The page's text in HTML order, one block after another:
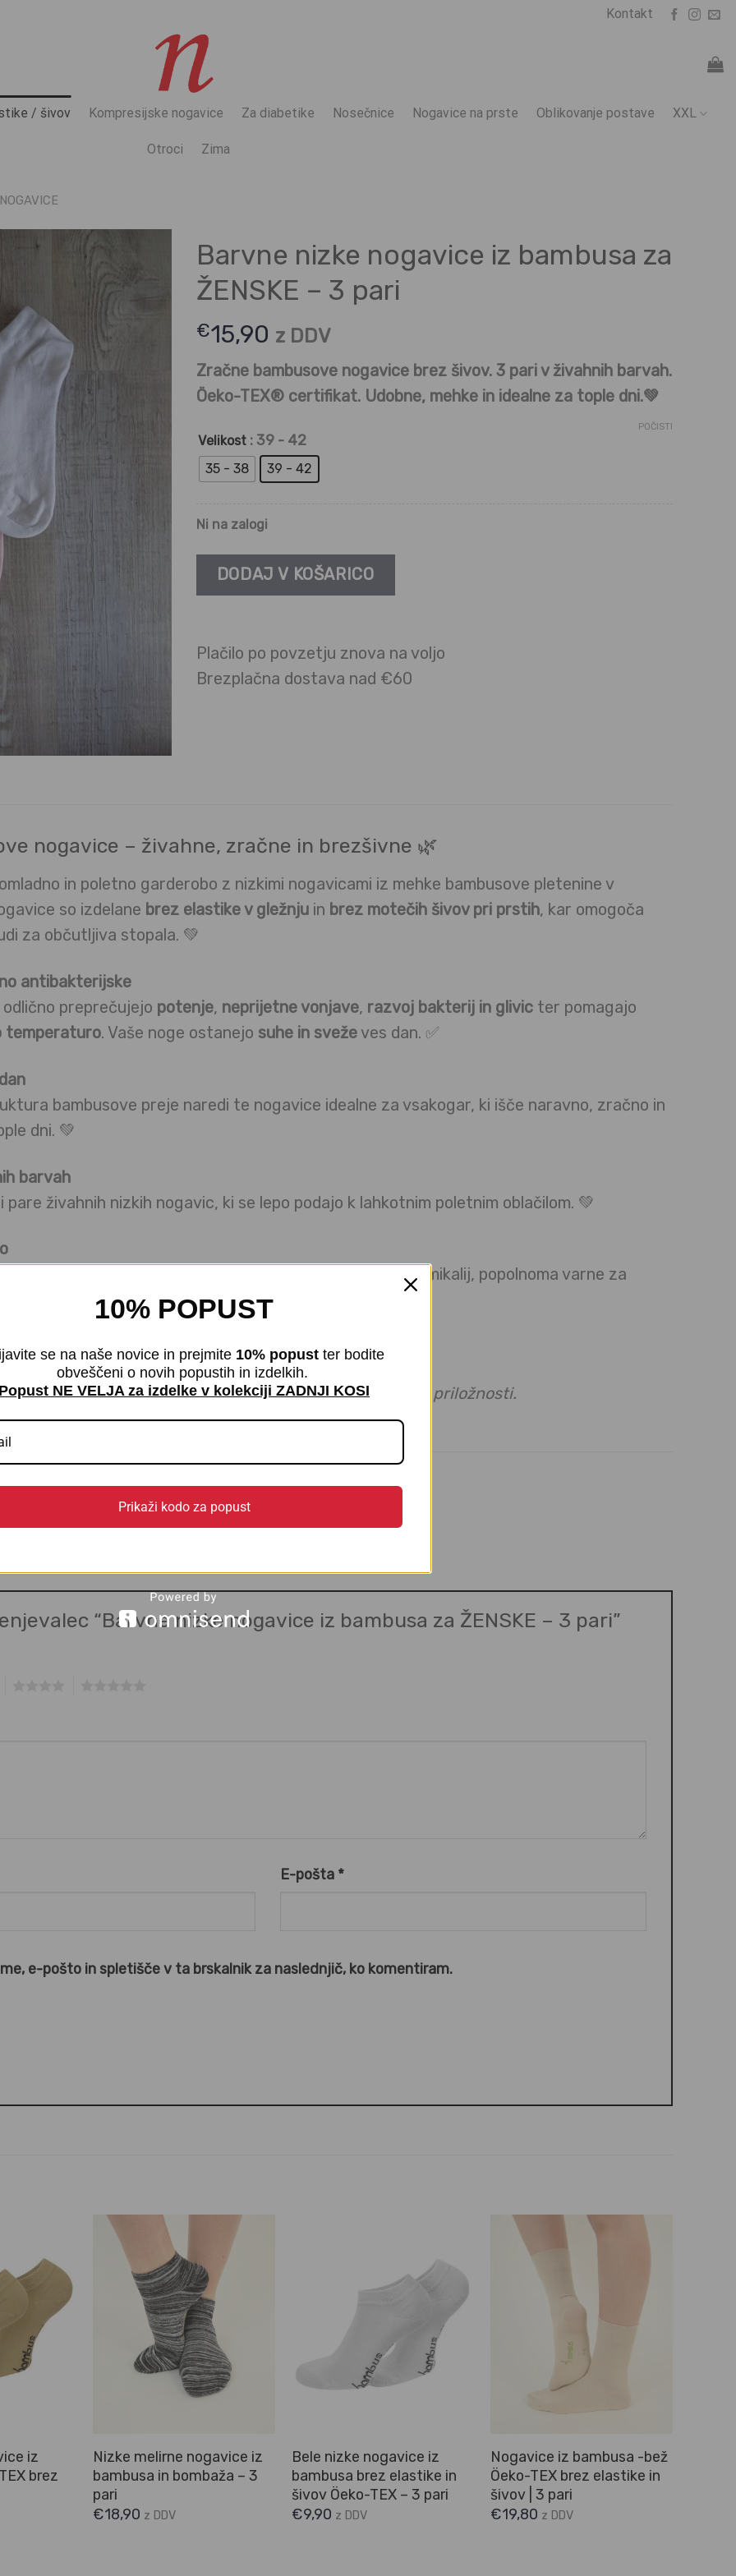
Kontakt
/ šivov Kompresijske nogavice Za diabetike Nosečnice Nogavice na prste Oblikovanje postave XXL
Otroci Zima
Barvne nizke nogavice iz bambusa za
ŽENSKE – 3 pari
€15,90 z DDV
Zračne bambusove nogavice brez šivov. 3 pari v živahnih barvah.
Öeko-TEX® certifikat. Udobne, mehke in idealne za tople dni.💚
Velikost : 39 - 42
35 - 38 39 - 42
POČISTI
Ni na zalogi
DODAJ V KOŠARICO
Plačilo po povzetju znova na voljo
Brezplačna dostava nad €60
nogavice – živahne, zračne in brezšivne 🌿
in poletno garderobo z nizkimi nogavicami iz mehke bambusove pletenine v
so izdelane brez elastike v gležnju in brez motečih šivov pri prstih, kar omogoča
za občutljiva stopala. 💚
antibakterijske
preprečujejo potenje, neprijetne vonjave, razvoj bakterij in glivic ter pomagajo
temperaturo. Vaše noge ostanejo suhe in sveže ves dan. ✅
bambusove preje naredi te nogavice idealne za vsakogar, ki išče naravno, zračno in
dni. 💚
barvah
živahnih nizkih nogavic, ki se lepo podajo k lahkotnim poletnim oblačilom. 💚
po
– brez škodljivih kemikalij, popolnoma varne za
preja, 22 % poliamid, 3 % elastan.
udobje brez šivov in brez stiskanja – za vsak dan in vse priložnosti.
“Barvne nizke nogavice iz bambusa za ŽENSKE – 3 pari”
E-pošta *
e-pošto in spletišče v ta brskalnik za naslednjič, ko komentiram.
iz
brez
Nizke melirne nogavice iz
bambusa in bombaža – 3
pari
€18,90 z DDV
Bele nizke nogavice iz
bambusa brez elastike in
šivov Öeko-TEX – 3 pari
€9,90 z DDV
Nogavice iz bambusa -bež
Öeko-TEX brez elastike in
šivov | 3 pari
€19,80 z DDV
10% POPUST
se na naše novice in prejmite 10% popust ter bodite
obveščeni o novih popustih in izdelkih.
Popust NE VELJA za izdelke v kolekciji ZADNJI KOSI
Prikaži kodo za popust